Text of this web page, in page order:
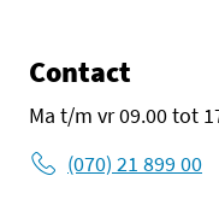
Contact
Ma t/m vr 09.00 tot
(070) 21 899 00